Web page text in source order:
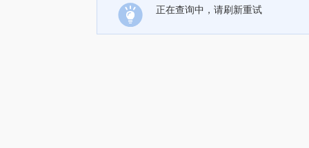
正在查询中，请刷新重试